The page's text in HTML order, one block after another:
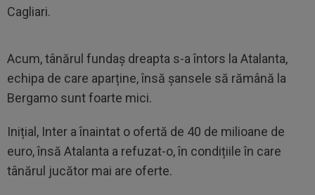
Cagliari.
Acum, tânărul fundaș dreapta s-a întors la Atalanta,
echipa de care aparține, însă șansele să rămână la
Bergamo sunt foarte mici.
Inițial, Inter a înaintat o ofertă de 40 de milioane de
euro, însă Atalanta a refuzat-o, în condițiile în care
tânărul jucător mai are oferte.